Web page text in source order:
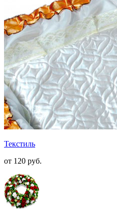
Текстиль
от 120 руб.